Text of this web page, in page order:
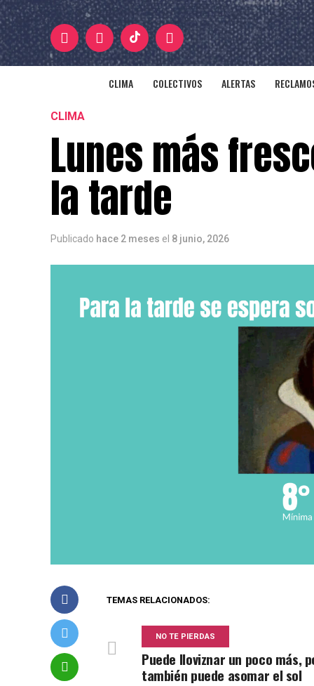
CLIMA COLECTIVOS ALERTAS
CLIMA
Lunes más
la tarde
Publicado hace 2 meses el 8 junio, 2026
TEMAS RELACIONADOS:
NO TE PIERDAS
Puede lloviznar un poco más,
también puede asomar el sol